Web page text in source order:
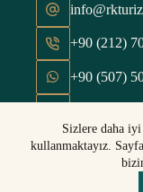
Sizlere daha
kullanmaktayız.
+90 (212)
+90 (507)
TÜM HAKLARI
88SAGA